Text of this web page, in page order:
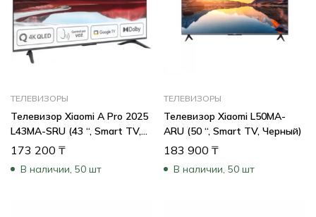
ТЕЛЕВИЗОРЫ
Телевизор Xiaomi A Pro 2025
L43MA-SRU (43 “, Smart TV,
Черный)
173 200 ₸
В наличии, 50 шт
ТЕЛЕВИЗОРЫ
Телевизор Xiaomi L50MA-
ARU (50 “, Smart TV, Черный)
183 900 ₸
В наличии, 50 шт